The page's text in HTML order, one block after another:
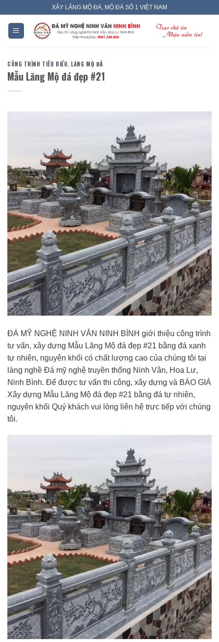
content
XÂY LĂNG MỘ ĐÁ, MỘ ĐÁ SỐ 1 VIỆT NAM
CÔNG TRÌNH TIÊU BIỂU, LĂNG MỘ ĐÁ
Mẫu Lăng Mộ đá đẹp #21
ĐÁ MỸ NGHỆ NINH VÂN NINH BÌNH giới thiệu công trình
tư vấn, xây dựng Mẫu Lăng Mộ đá đẹp #21 bằng đá xanh
tự nhiên, nguyên khối có chất lượng cao của chúng tôi tại
làng nghề Đá mỹ nghệ truyền thống Ninh Vân, Hoa Lư,
Ninh Bình. Để được tư vấn thi công, xây dựng và BÁO GIÁ
Xây dựng Mẫu Lăng Mộ đá đẹp #21 bằng đá tự nhiên,
nguyên khối Quý khách vui lòng liên hệ trực tiếp với chúng
tôi.